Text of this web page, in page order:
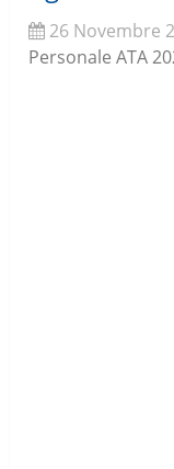
26 Novembre
Personale ATA